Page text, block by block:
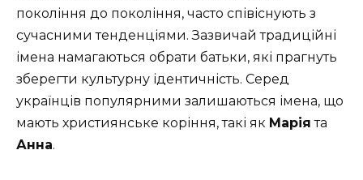
покоління до покоління, часто співіснують з
сучасними тенденціями. Зазвичай традиційні
імена намагаються обрати батьки, які прагнуть
зберегти культурну ідентичність. Серед
українців популярними залишаються імена, що
мають християнське коріння, такі як Марія та
Анна.